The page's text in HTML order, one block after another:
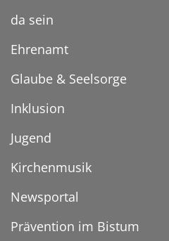
da sein
Ehrenamt
Glaube & Seelsorge
Inklusion
Jugend
Kirchenmusik
Newsportal
Prävention im Bistum